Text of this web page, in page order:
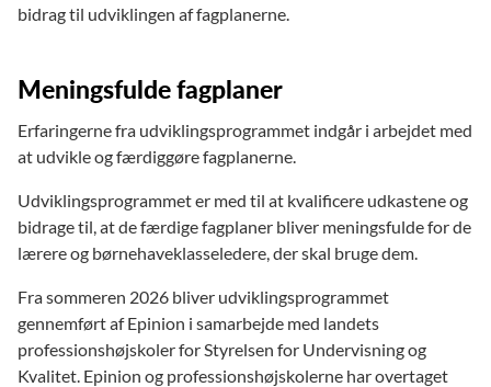
bidrag til udviklingen af fagplanerne.
Meningsfulde fagplaner
Erfaringerne fra udviklingsprogrammet indgår i arbejdet med
at udvikle og færdiggøre fagplanerne.
Udviklingsprogrammet er med til at kvalificere udkastene og
bidrage til, at de færdige fagplaner bliver meningsfulde for de
lærere og børnehaveklasseledere, der skal bruge dem.
Fra sommeren 2026 bliver udviklingsprogrammet
gennemført af Epinion i samarbejde med landets
professionshøjskoler for Styrelsen for Undervisning og
Kvalitet. Epinion og professionshøjskolerne har overtaget